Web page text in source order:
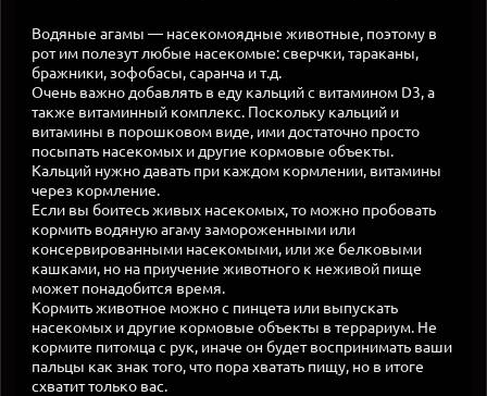
Водяные агамы — насекомоядные животные, поэтому в
рот им полезут любые насекомые: сверчки, тараканы,
бражники, зофобасы, саранча и т.д.
Очень важно добавлять в еду кальций с витамином D3, а
также витаминный комплекс. Поскольку кальций и
витамины в порошковом виде, ими достаточно просто
посыпать насекомых и другие кормовые объекты.
Кальций нужно давать при каждом кормлении, витамины
через кормление.
Если вы боитесь живых насекомых, то можно пробовать
кормить водяную агаму замороженными или
консервированными насекомыми, или же белковыми
кашками, но на приучение животного к неживой пище
может понадобится время.
Кормить животное можно с пинцета или выпускать
насекомых и другие кормовые объекты в террариум. Не
кормите питомца с рук, иначе он будет воспринимать ваши
пальцы как знак того, что пора хватать пищу, но в итоге
схватит только вас.